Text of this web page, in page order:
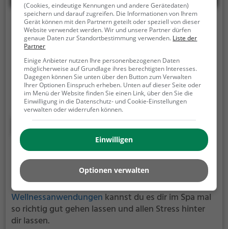
Hamam Wuppertal
Hofkamp 17, 42103 Wuppertal
Das Hamam Wuppertal ist ein Wellness-Center in
Wuppertal. Im Spa kannst du dich so richtig
entspannen und verwöhnen lassen und es dir
einfach mal gut gehen lassen. Das Hamam
Wuppertal ist der perfekte Ort, um vom
anstrengenden Alltag zu entspannen, auszuspannen
und einfach einmal nichts zu tun.
Mehr erfahren
Day Spa in Bochum
Spas sind sehr beliebt und bieten eine willkommene
Auszeit vom Alltag. Mit Gesundheits- und
Wellnessanwendungen kannst du es dir im Spa mal
so richtig gut gehen lassen und allen Stress hinter
dir lassen.
(Cookies, eindeutige Kennungen und andere Gerätedaten)
speichern und darauf zugreifen. Die Informationen von Ihrem
Gerät können mit den Partnern geteilt oder speziell von dieser
Website verwendet werden. Wir und unsere Partner dürfen
genaue Daten zur Standortbestimmung verwenden. Liste der
Partner
Einige Anbieter nutzen Ihre personenbezogenen Daten
möglicherweise auf Grundlage ihres berechtigten Interesses.
Dagegen können Sie unten über den Button zum Verwalten
Ihrer Optionen Einspruch erheben. Unten auf dieser Seite oder
im Menü der Website finden Sie einen Link, über den Sie die
Einwilligung in die Datenschutz- und Cookie-Einstellungen
verwalten oder widerrufen können.
Einwilligen
Optionen verwalten